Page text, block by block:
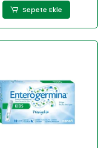
Sepete Ekle